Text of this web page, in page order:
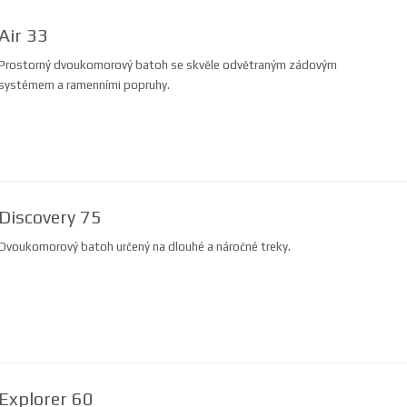
33
dvoukomorový batoh se skvěle odvětraným zádovým
a ramenními popruhy.
75
batoh určený na dlouhé a náročné treky.
60